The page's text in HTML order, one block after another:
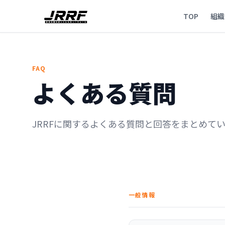
TOP 組
FAQ
よくある質問
JRRFに関するよくある質問と回答をまとめて
一般情報